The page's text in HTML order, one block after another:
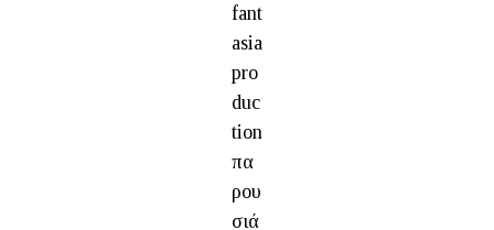
fant
asia
pro
duc
tion
πα
ρου
σιά